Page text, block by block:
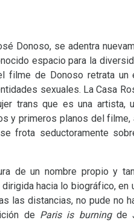
Donoso, se adentra
espacio para la
filme de Donoso retrata
sexuales. La Casa
trans que es una
y primeros planos del
frota seductoramente
de un nombre propio y
dirigida hacia lo biográfico,
las distancias, no pude no
de Paris is burningde